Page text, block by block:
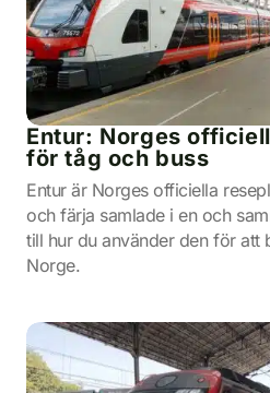
Entur: Norges
för tåg och buss
Entur är Norges officiella
och färja samlade i en och
till hur du använder den för att
Norge.